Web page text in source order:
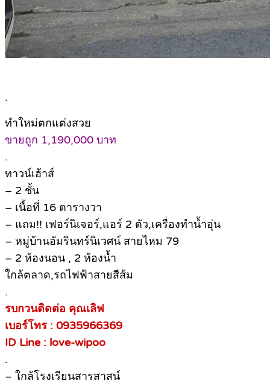
.
ทำใหม่ตกแต่งสวย
ขายถูก 1,190,000 บาท
.
ทาวน์เฮ้าส์
– 2 ชั้น
– เนื้อที่ 16 ตารางวา
– แถม!! เฟอร์นิเจอร์,แอร์ 2 ตัว,เครื่องทำน้ำอุ่น
– หมู่บ้านอัมรินทร์นิเวศน์ สายไหม 79
– 2 ห้องนอน , 2 ห้องน้ำ
ใกล้ตลาด,รถไฟฟ้าสายสีส้ม
.
รบกวนติดต่อ คุณเลิฟ
เบอร์โทร : 0935966369
ID Line : love-wipoo
.
– ใกล้โรงเรียนสารสาสน์